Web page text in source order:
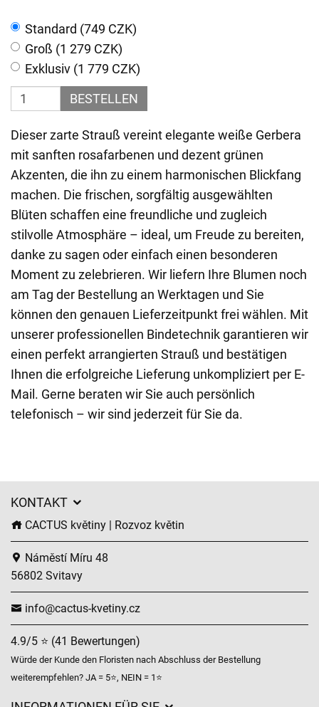
Standard (749 CZK)
Groß (1 279 CZK)
Exklusiv (1 779 CZK)
BESTELLEN
Dieser zarte Strauß vereint elegante weiße Gerbera
mit sanften rosafarbenen und dezent grünen
Akzenten, die ihn zu einem harmonischen Blickfang
machen. Die frischen, sorgfältig ausgewählten
Blüten schaffen eine freundliche und zugleich
stilvolle Atmosphäre – ideal, um Freude zu bereiten,
danke zu sagen oder einfach einen besonderen
Moment zu zelebrieren. Wir liefern Ihre Blumen noch
am Tag der Bestellung an Werktagen und Sie
können den genauen Lieferzeitpunkt frei wählen. Mit
unserer professionellen Bindetechnik garantieren wir
einen perfekt arrangierten Strauß und bestätigen
Ihnen die erfolgreiche Lieferung unkompliziert per E-
Mail. Gerne beraten wir Sie auch persönlich
telefonisch – wir sind jederzeit für Sie da.
KONTAKT
CACTUS květiny | Rozvoz květin
Náměstí Míru 48
56802 Svitavy
info@cactus-kvetiny.cz
4.9/5 ⭐ (41 Bewertungen)
Würde der Kunde den Floristen nach Abschluss der Bestellung
weiterempfehlen? JA = 5⭐, NEIN = 1⭐